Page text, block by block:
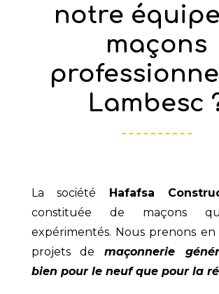
notre
maçons
Lambesc
La société Hafafsa
constituée de maçons
expérimentés. Nous prenons en
projets de maçonnerie
bien pour le neuf que pour la